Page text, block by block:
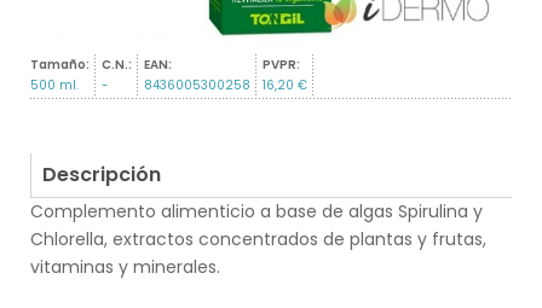
Tamaño:
500 ml.
C.N.:
-
EAN:
8436005300258
PVPR:
16,20 €
Descripción
Complemento alimenticio a base de algas Spirulina y
Chlorella, extractos concentrados de plantas y frutas,
vitaminas y minerales.